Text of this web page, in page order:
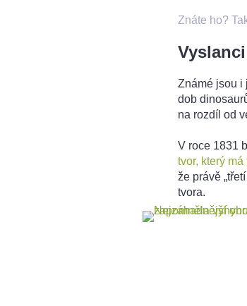
Znáte ho?
Známé jsou i
dob
na rozdíl od
V roce 1831
tvor, který má
že právě
tvora.